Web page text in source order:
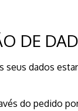
DE
dados
do pedido